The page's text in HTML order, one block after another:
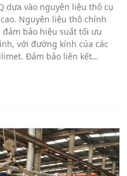
dựa vào nguyên liệu thô cụ
Nguyên liệu thô chính
bảo hiệu suất tối ưu
với đường kính của các
Đảm bảo liên kết…